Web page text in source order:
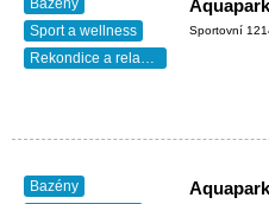
Bazény
Sport a wellness
Rekondice a relaxace
Sportovní
Bazény